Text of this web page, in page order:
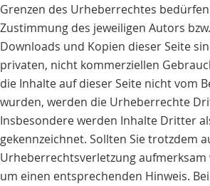
Grenzen des Urheberrechtes
Zustimmung des jeweiligen Autors
Downloads und Kopien dieser Seite
privaten, nicht kommerziellen
die Inhalte auf dieser Seite nicht vom
wurden, werden die Urheberrechte
Insbesondere werden Inhalte Dritter
gekennzeichnet. Sollten Sie trotzdem
Urheberrechtsverletzung
um einen entsprechenden Hinweis.